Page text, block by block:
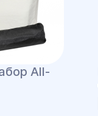
All-